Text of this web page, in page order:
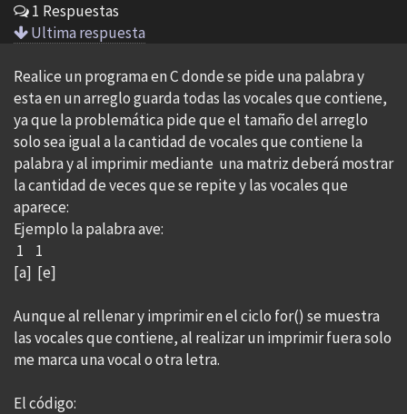
1 Respuestas
Ultima respuesta
Realice un programa en C donde se pide una palabra y
esta en un arreglo guarda todas las vocales que contiene,
ya que la problemática pide que el tamaño del arreglo
solo sea igual a la cantidad de vocales que contiene la
palabra y al imprimir mediante una matriz deberá mostrar
la cantidad de veces que se repite y las vocales que
aparece:
Ejemplo la palabra ave:
1 1
[a] [e]
Aunque al rellenar y imprimir en el ciclo for() se muestra
las vocales que contiene, al realizar un imprimir fuera solo
me marca una vocal o otra letra.
El código: